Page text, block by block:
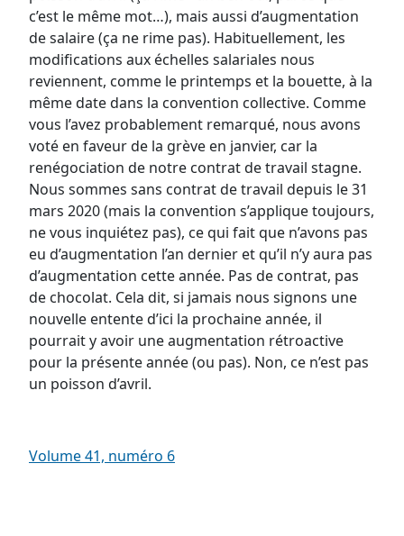
c’est le même mot…), mais aussi d’augmentation
de salaire (ça ne rime pas). Habituellement, les
modifications aux échelles salariales nous
reviennent, comme le printemps et la bouette, à la
même date dans la convention collective. Comme
vous l’avez probablement remarqué, nous avons
voté en faveur de la grève en janvier, car la
renégociation de notre contrat de travail stagne.
Nous sommes sans contrat de travail depuis le 31
mars 2020 (mais la convention s’applique toujours,
ne vous inquiétez pas), ce qui fait que n’avons pas
eu d’augmentation l’an dernier et qu’il n’y aura pas
d’augmentation cette année. Pas de contrat, pas
de chocolat. Cela dit, si jamais nous signons une
nouvelle entente d’ici la prochaine année, il
pourrait y avoir une augmentation rétroactive
pour la présente année (ou pas). Non, ce n’est pas
un poisson d’avril.
Volume 41, numéro 6